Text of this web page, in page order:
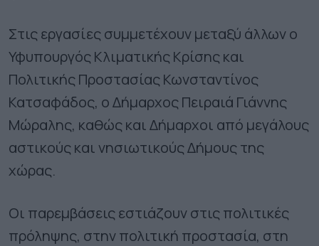
Στις εργασίες συμμετέχουν μεταξύ άλλων ο
Υφυπουργός Κλιματικής Κρίσης και
Πολιτικής Προστασίας Κωνσταντίνος
Κατσαφάδος, ο Δήμαρχος Πειραιά Γιάννης
Μώραλης, καθώς και Δήμαρχοι από μεγάλους
αστικούς και νησιωτικούς Δήμους της
χώρας.
Οι παρεμβάσεις εστιάζουν στις πολιτικές
πρόληψης, στην πολιτική προστασία, στη